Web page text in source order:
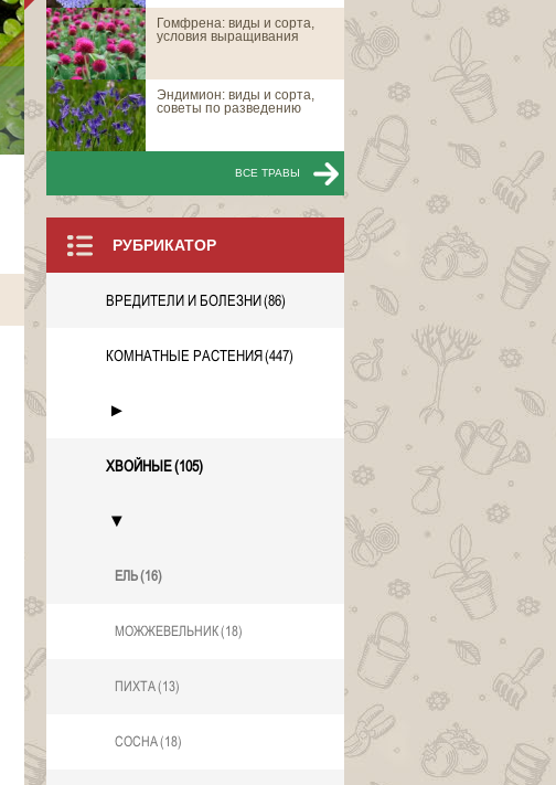
Гомфрена: виды и сорта,
условия выращивания
Эндимион: виды и сорта,
советы по разведению
ВСЕ ТРАВЫ
Ель восточная
Ель восточная
ВСЕ
РУБРИКАТОР
ВРЕДИТЕЛИ И БОЛЕЗНИ(86)
КОМНАТНЫЕ РАСТЕНИЯ(447)
►
ХВОЙНЫЕ(105)
▼
ЕЛЬ(16)
МОЖЖЕВЕЛЬНИК(18)
ПИХТА(13)
СОСНА(18)